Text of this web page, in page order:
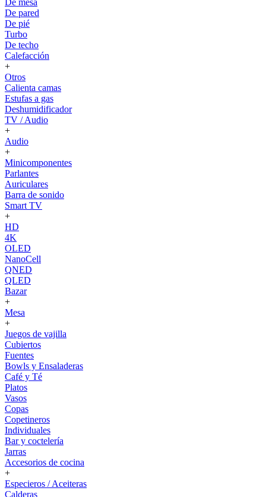
De mesa
De pared
De pié
Turbo
De techo
Calefacción
+
Otros
Calienta camas
Estufas a gas
Deshumidificador
TV / Audio
+
Audio
+
Minicomponentes
Parlantes
Auriculares
Barra de sonido
Smart TV
+
HD
4K
OLED
NanoCell
QNED
QLED
Bazar
+
Mesa
+
Juegos de vajilla
Cubiertos
Fuentes
Bowls y Ensaladeras
Café y Té
Platos
Vasos
Copas
Copetineros
Individuales
Bar y coctelería
Jarras
Accesorios de cocina
+
Especieros / Aceiteras
Calderas